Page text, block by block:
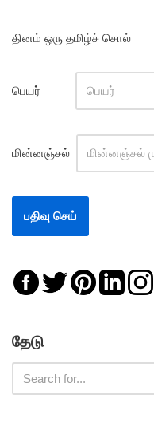
தினம் ஒரு தமிழ்ச் சொல்
பெயர்
மின்னஞ்சல்
தேடு